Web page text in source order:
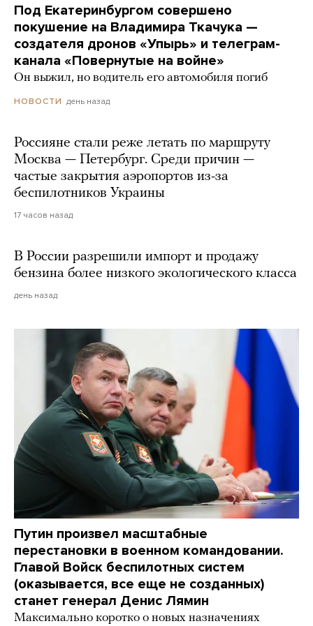
Под Екатеринбургом совершено
покушение на Владимира Ткачука —
создателя дронов «Упырь» и телеграм-
канала «Повернутые на войне»
Он выжил, но водитель его автомобиля погиб
НОВОСТИ день назад
Россияне стали реже летать по маршруту
Москва — Петербург. Среди причин —
частые закрытия аэропортов из-за
беспилотников Украины
17 часов назад
В России разрешили импорт и продажу
бензина более низкого экологического класса
день назад
Путин произвел масштабные
перестановки в военном командовании.
Главой Войск беспилотных систем
(оказывается, все еще не созданных)
станет генерал Денис Лямин
Максимально коротко о новых назначениях